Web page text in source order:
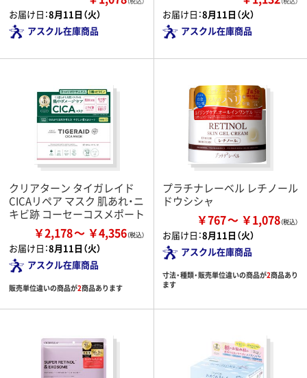
お届け日：8月11日（火）
アスクル在庫商品
お届け日：8月11日（火）
アスクル在庫商品
クリアターン タイガレイド
CICAリペア マスク 肌あれ・ニ
キビ跡 コーセーコスメポート
￥2,178 ￥4,356
お届け日：8月11日（火）
アスクル在庫商品
販売単位違いの商品が2商品あります
プラチナレーベル レチノール
ドウシシャ
￥767 ￥1,078
お届け日：8月11日（火）
アスクル在庫商品
寸法・種類・販売単位違いの商品が2商品あり
ます